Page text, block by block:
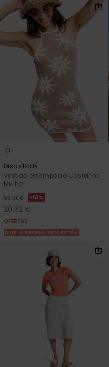
1
Disco Dolly
Vestido estampado Castanho
Mulher
55,00 € 63%
20,62 €
OFERTAS
DUPLA PROMO 25% EXTRA